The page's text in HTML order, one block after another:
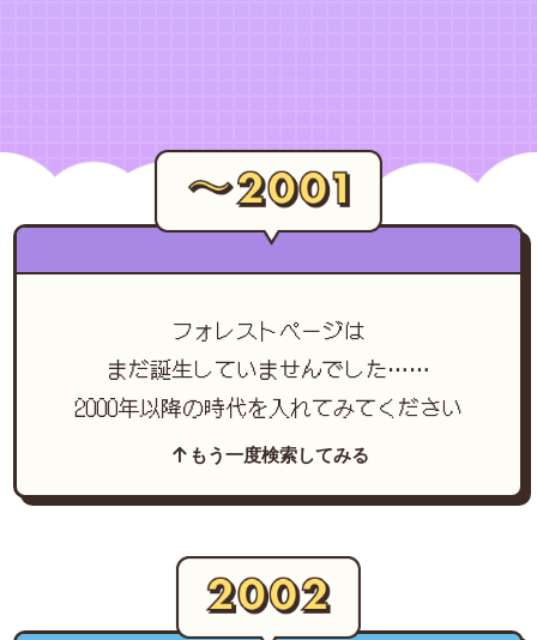
フォレストページは
まだ誕生していませんでした……
2000年以降の時代を入れてみてください
もう一度検索してみる